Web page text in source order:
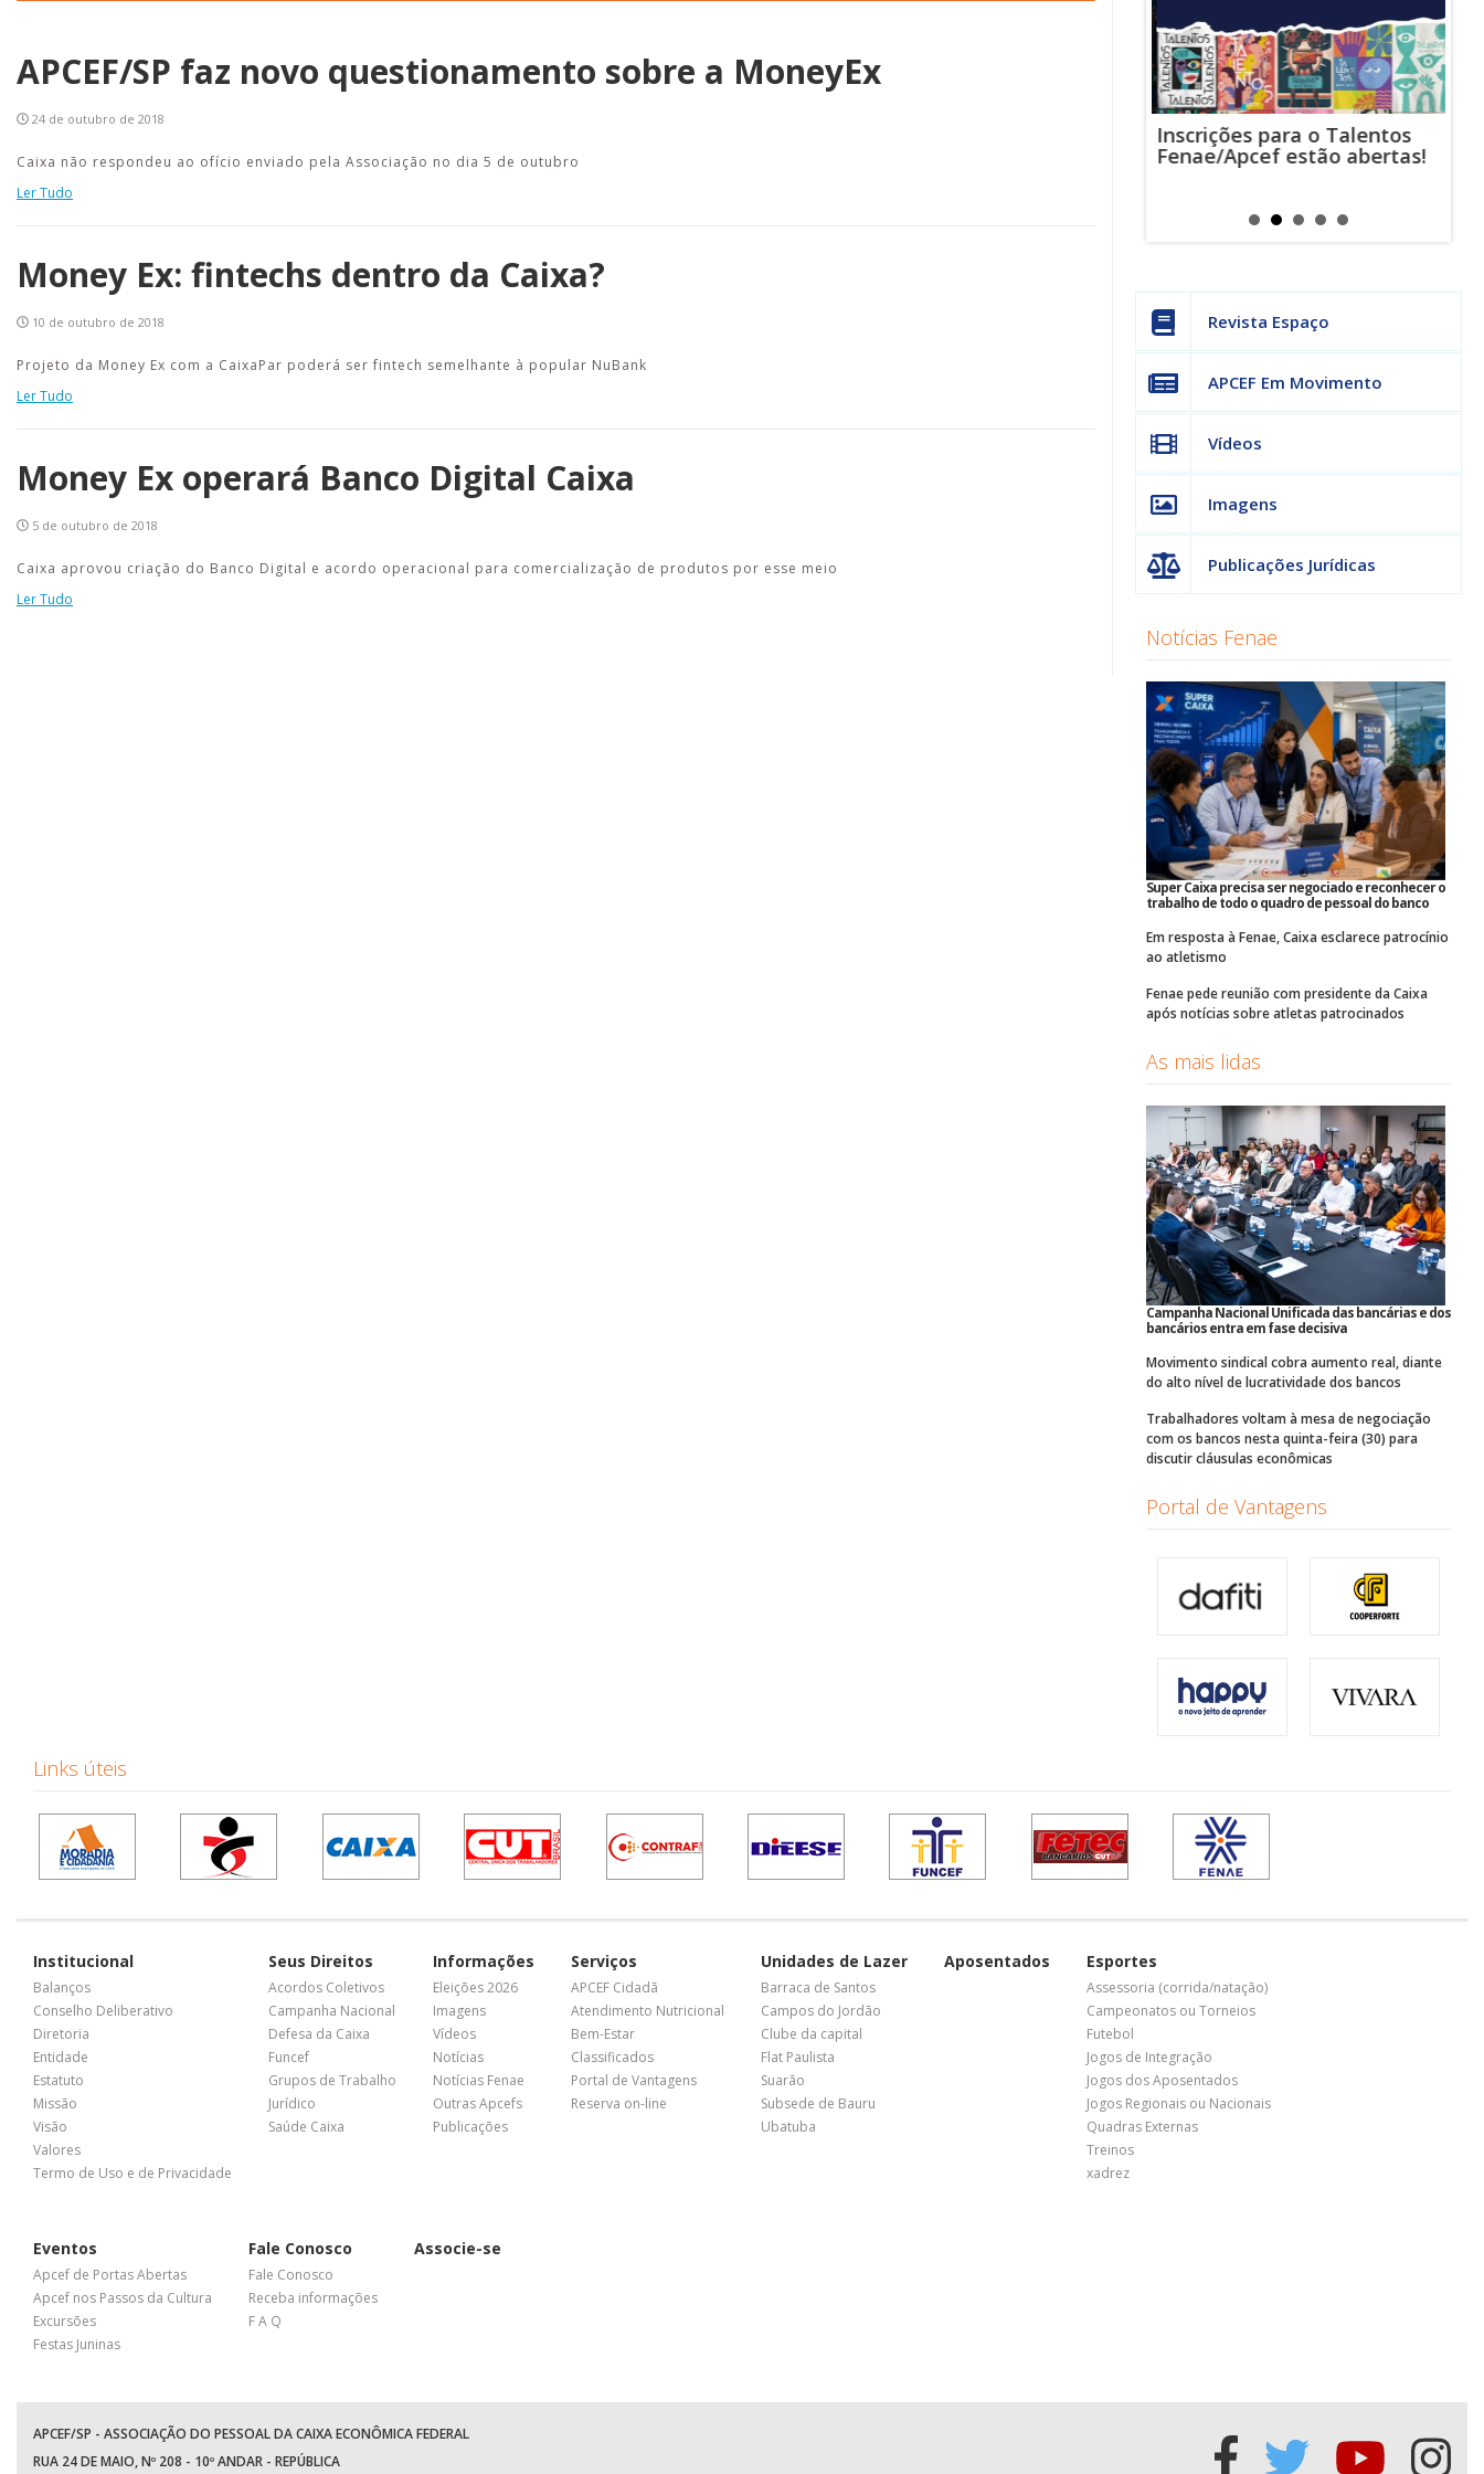
APCEF/SP faz novo questionamento sobre a MoneyEx
24 de outubro de 2018
Caixa não respondeu ao ofício enviado pela Associação no dia 5 de outubro
Ler Tudo
Money Ex: fintechs dentro da Caixa?
10 de outubro de 2018
Projeto da Money Ex com a CaixaPar poderá ser fintech semelhante à popular NuBank
Ler Tudo
Money Ex operará Banco Digital Caixa
5 de outubro de 2018
Caixa aprovou criação do Banco Digital e acordo operacional para comercialização de produtos por esse meio
Ler Tudo
confira os treinos esportivos
Inscrições para o Talentos
Fenae/Apcef estão abertas!
Revista Espaço
APCEF Em Movimento
Vídeos
Imagens
Publicações Jurídicas
Notícias Fenae
Super Caixa precisa ser negociado e reconhecer o
trabalho de todo o quadro de pessoal do banco
Em resposta à Fenae, Caixa esclarece patrocínio
ao atletismo
Fenae pede reunião com presidente da Caixa
após notícias sobre atletas patrocinados
As mais lidas
Campanha Nacional Unificada das bancárias e dos
bancários entra em fase decisiva
Movimento sindical cobra aumento real, diante
do alto nível de lucratividade dos bancos
Trabalhadores voltam à mesa de negociação
com os bancos nesta quinta-feira (30) para
discutir cláusulas econômicas
Portal de Vantagens
Links úteis
Institucional
Balanços
Conselho Deliberativo
Diretoria
Entidade
Estatuto
Missão
Visão
Valores
Termo de Uso e de Privacidade
Seus Direitos
Acordos Coletivos
Campanha Nacional
Defesa da Caixa
Funcef
Grupos de Trabalho
Jurídico
Saúde Caixa
Informações
Eleições 2026
Imagens
Vídeos
Notícias
Notícias Fenae
Outras Apcefs
Publicações
Serviços
APCEF Cidadã
Atendimento Nutricional
Bem-Estar
Classificados
Portal de Vantagens
Reserva on-line
Unidades de Lazer
Barraca de Santos
Campos do Jordão
Clube da capital
Flat Paulista
Suarão
Subsede de Bauru
Ubatuba
Aposentados Esportes
Assessoria (corrida/natação)
Campeonatos ou Torneios
Futebol
Jogos de Integração
Jogos dos Aposentados
Jogos Regionais ou Nacionais
Quadras Externas
Treinos
xadrez
Eventos
Apcef de Portas Abertas
Apcef nos Passos da Cultura
Excursões
Festas Juninas
Fale Conosco
Fale Conosco
Receba informações
F A Q
Associe-se
APCEF/SP - ASSOCIAÇÃO DO PESSOAL DA CAIXA ECONÔMICA FEDERAL
RUA 24 DE MAIO, Nº 208 - 10º ANDAR - REPÚBLICA
Acessar
Acessar